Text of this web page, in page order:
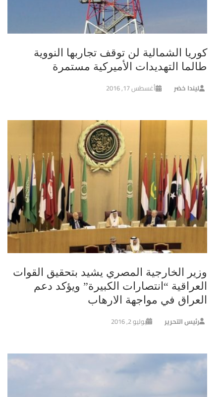
كوريا الشمالية لن توقف تجاربها النووية
طالما التهديدات الأميركية مستمرة
ليندا خضر أغسطس 17, 2016
وزير الخارجية المصري يشيد بتحقيق القوات
العراقية “انتصارات الكبيرة” ويؤكد دعم
العراق في مواجهة الارهاب
رئيس التحرير يوليو 2, 2016